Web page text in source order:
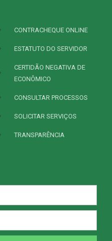
CONTRACHEQUE ONLINE
ESTATUTO DO SERVIDOR
CERTIDÃO NEGATIVA DE
ECONÔMICO
CONSULTAR PROCESSOS
SOLICITAR SERVIÇOS
TRANSPARÊNCIA